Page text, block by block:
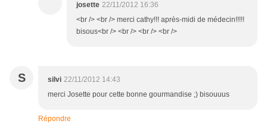
josette 22/11/2012 16:36
<br /> <br /> merci cathy!!! après-midi de médecin!!!!!
bisous<br /> <br /> <br /> <br />
S silvi 22/11/2012 14:43
merci Josette pour cette bonne gourmandise ;) bisouuus
Répondre